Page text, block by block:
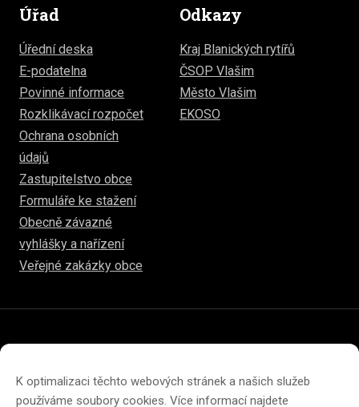
K optimalizaci těchto webových stránek a našich služeb
používáme soubory cookies. Více informací najdete
Úřad
Úřední deska
E-podatelna
Povinné informace
Rozklikávací rozpočet
Ochrana osobních
údajů
Zastupitelstvo obce
Formuláře ke stažení
Obecně závazné
vyhlášky a nařízení
Veřejné zakázky obce
Odkazy
Kraj Blanických rytířů
ČSOP Vlašim
Město Vlašim
EKOSO
Prohlášení o přístupnosti
Prohlášení o ochraně soukromí
Zásady cookies (EU)